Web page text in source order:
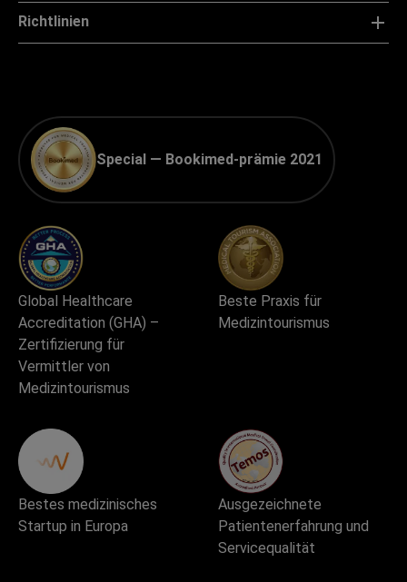
Richtlinien
Special — Bookimed-prämie 2021
Global Healthcare
Accreditation (GHA) –
Zertifizierung für
Vermittler von
Medizintourismus
Beste Praxis für
Medizintourismus
Bestes medizinisches
Startup in Europa
Ausgezeichnete
Patientenerfahrung und
Servicequalität